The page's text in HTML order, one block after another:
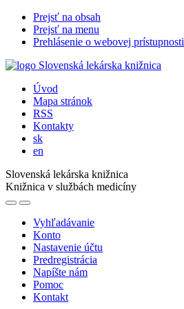
Prejsť na obsah
Prejsť na menu
Prehlásenie o webovej prístupnosti
Úvod
Mapa stránok
RSS
Kontakty
sk
en
Slovenská lekárska knižnica
Knižnica v službách medicíny
Vyhľadávanie
Konto
Nastavenie účtu
Predregistrácia
Napíšte nám
Pomoc
Kontakt